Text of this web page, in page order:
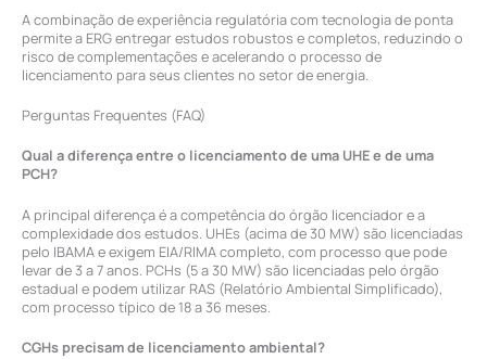
A combinação de experiência regulatória com tecnologia de ponta
permite a ERG entregar estudos robustos e completos, reduzindo o
risco de complementações e acelerando o processo de
licenciamento para seus clientes no setor de energia.
Perguntas Frequentes (FAQ)
Qual a diferença entre o licenciamento de uma UHE e de uma
PCH?
A principal diferença é a competência do órgão licenciador e a
complexidade dos estudos. UHEs (acima de 30 MW) são licenciadas
pelo IBAMA e exigem EIA/RIMA completo, com processo que pode
levar de 3 a 7 anos. PCHs (5 a 30 MW) são licenciadas pelo órgão
estadual e podem utilizar RAS (Relatório Ambiental Simplificado),
com processo típico de 18 a 36 meses.
CGHs precisam de licenciamento ambiental?